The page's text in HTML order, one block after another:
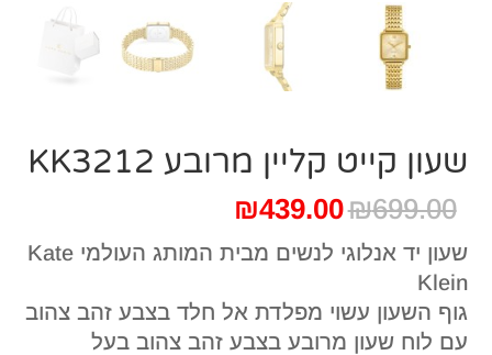
שעון קייט קליין מרובע KK3212
₪699.00
המחיר
המקורי
היה:
₪699.00.
₪439.00
הוא:
₪439.00.
שעון יד אנלוגי לנשים מבית המותג העולמי Kate
Klein
גוף השעון עשוי מפלדת אל חלד בצבע זהב צהוב
עם לוח שעון מרובע בצבע זהב צהוב בעל